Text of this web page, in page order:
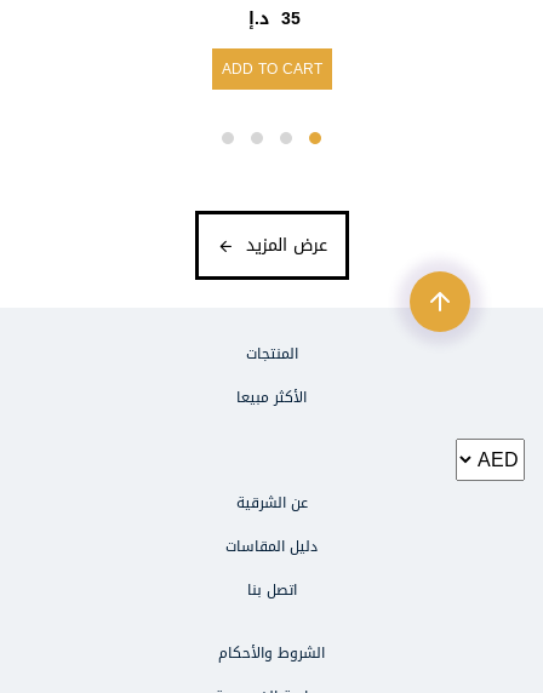
د.إ 35
ADD TO CART
عرض المزيد
المنتجات
الأكثر مبيعا
عن الشرقية
دليل المقاسات
اتصل بنا
الشروط والأحكام
الطلبات والاستفسارات